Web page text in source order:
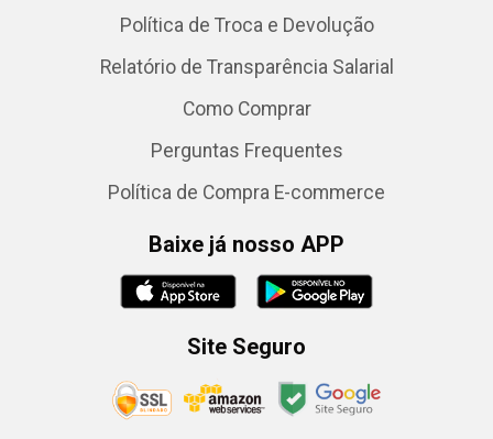
Política de Troca e Devolução
Relatório de Transparência Salarial
Como Comprar
Perguntas Frequentes
Política de Compra E-commerce
Baixe já nosso APP
Site Seguro